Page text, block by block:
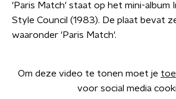
'Paris Match' staat op het mini-album
Style Council (1983). De plaat bevat
waaronder 'Paris Match'.
Om deze video te tonen moet je
voor social media